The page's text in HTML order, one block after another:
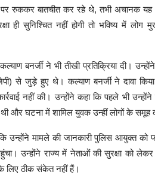
रुककर बातचीत कर रहे थे, तभी अचानक यह
ही सुनिश्चित नहीं होगी तो भविष्य में
बनर्जी ने भी तीखी प्रतिक्रिया दी।
से जुड़े हुए थे। कल्याण बनर्जी ने दावा
नहीं की। उन्होंने कहा कि पहले भी
और घटना में शामिल युवक उन्हीं लोगों के समूह
उन्होंने मामले की जानकारी पुलिस आयुक्त
उन्होंने राज्य में नेताओं की सुरक्षा को
लिए ठीक संकेत नहीं हैं।